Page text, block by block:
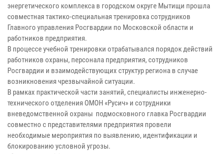
энергетического комплекса в городском округе Мытищи прошла
совместная тактико-специальная тренировка сотрудников
Главного управления Росгвардии по Московской области и
работников предприятия.
В процессе учебной тренировки отрабатывался порядок действий
работников охраны, персонала предприятия, сотрудников
Росгвардии и взаимодействующих структур региона в случае
возникновения чрезвычайной ситуации.
В рамках практической части занятий, специалисты инженерно-
технического отделения ОМОН «Русич» и сотрудники
вневедомственной охраны подмосковного главка Росгвардии
совместно с представителями предприятия провели
необходимые мероприятия по выявлению, идентификации и
блокированию условной угрозы.